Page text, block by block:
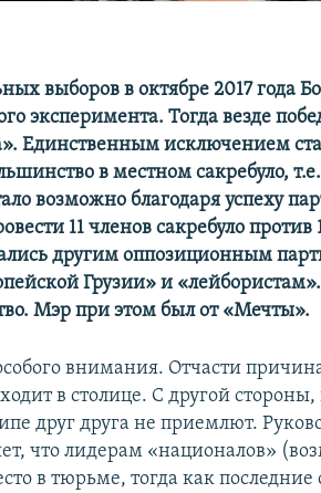
выборов в октябре 2017 года
эксперимента. Тогда везде
Единственным исключением
в местном сакребуло,
возможно благодаря успеху
11 членов сакребуло
другим оппозиционным
Грузии» и
Мэр при этом был от «Мечты».
внимания. Отчасти
в столице. С другой
друг друга не приемлют.
что лидерам «националов»
в тюрьме, тогда как